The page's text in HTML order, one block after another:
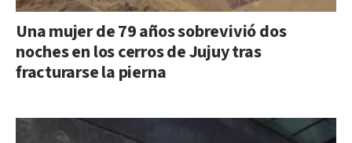
Una mujer de 79 años sobrevivió dos
noches en los cerros de Jujuy tras
fracturarse la pierna